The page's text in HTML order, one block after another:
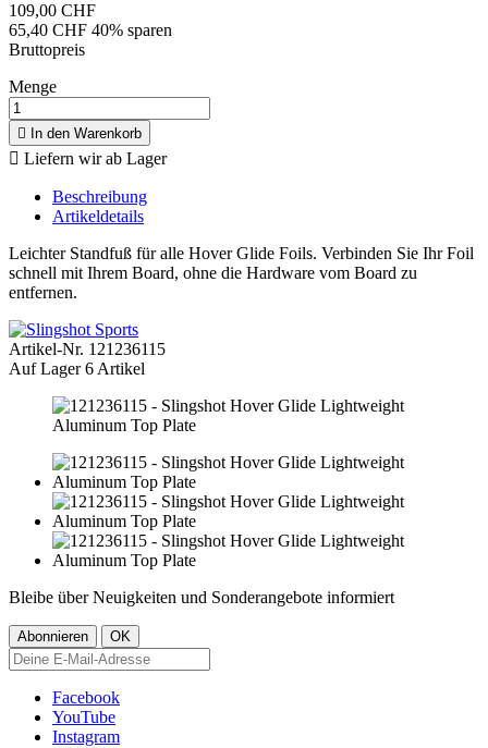
109,00 CHF
65,40 CHF 40% sparen
Bruttopreis
Menge
 In den Warenkorb
 Liefern wir ab Lager
Beschreibung
Artikeldetails
Leichter Standfuß für alle Hover Glide Foils. Verbinden Sie Ihr Foil
schnell mit Ihrem Board, ohne die Hardware vom Board zu
entfernen.
Artikel-Nr. 121236115
Auf Lager 6 Artikel
Bleibe über Neuigkeiten und Sonderangebote informiert
Facebook
YouTube
Instagram